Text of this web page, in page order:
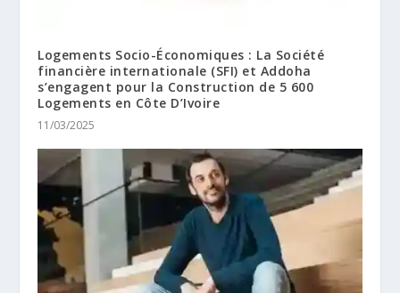
Logements Socio-Économiques : La Société
financière internationale (SFI) et Addoha
s’engagent pour la Construction de 5 600
Logements en Côte D’Ivoire
11/03/2025